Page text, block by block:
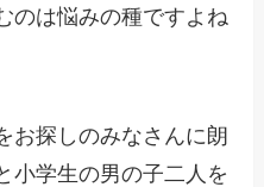
のは悩みの種ですよね
お探しのみなさんに朗
小学生の男の子二人を